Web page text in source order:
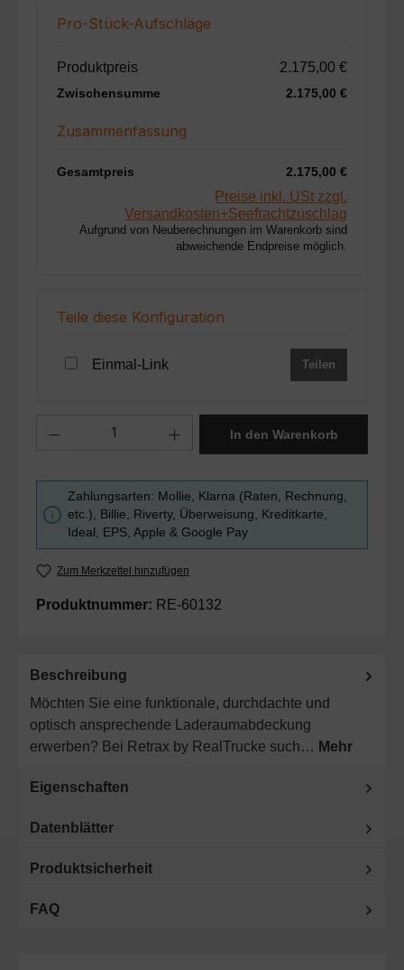
Pro-Stück-Aufschläge
Produktpreis 2.175,00 €
Zwischensumme 2.175,00 €
Zusammenfassung
Gesamtpreis 2.175,00 €
Preise inkl. USt zzgl.
Versandkosten+Seefrachtzuschlag
Aufgrund von Neuberechnungen im Warenkorb sind
abweichende Endpreise möglich.
Teile diese Konfiguration
Einmal-Link Teilen
In den Warenkorb
Zahlungsarten: Mollie, Klarna (Raten, Rechnung,
etc.), Billie, Riverty, Überweisung, Kreditkarte,
Ideal, EPS, Apple & Google Pay
Zum Merkzettel hinzufügen
Produktnummer: RE-60132
Beschreibung
Möchten Sie eine funktionale, durchdachte und
optisch ansprechende Laderaumabdeckung
erwerben? Bei Retrax by RealTrucke such… Mehr
Eigenschaften
Datenblätter
Produktsicherheit
FAQ